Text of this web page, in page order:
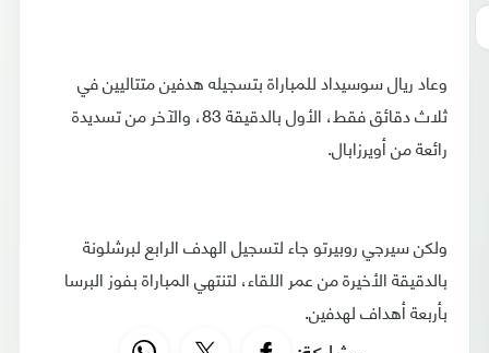
وعاد ريال سوسيداد للمباراة بتسجيله هدفين متتاليين في
ثلاث دقائق فقط، الأول بالدقيقة 83، والآخر من تسديدة
رائعة من أويرزابال.
ولكن سيرجي روبيرتو جاء لتسجيل الهدف الرابع لبرشلونة
بالدقيقة الأخيرة من عمر اللقاء، لتنتهي المباراة بفوز البرسا
بأربعة أهداف لهدفين.